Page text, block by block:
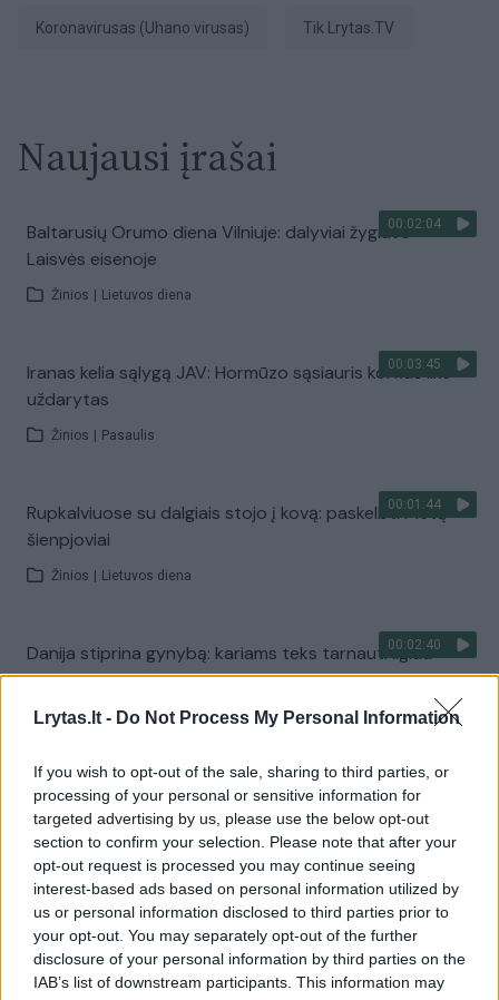
Lrytas.lt - Do Not Process My Personal Information
If you wish to opt-out of the sale, sharing to third parties, or
processing of your personal or sensitive information for
targeted advertising by us, please use the below opt-out
section to confirm your selection. Please note that after your
opt-out request is processed you may continue seeing
interest-based ads based on personal information utilized by
us or personal information disclosed to third parties prior to
your opt-out. You may separately opt-out of the further
disclosure of your personal information by third parties on the
IAB’s list of downstream participants. This information may
koronavirusas (Uhano virusas) tik Lrytas.TV
Naujausi įrašai
00:02:04
Baltarusių Orumo diena Vilniuje: dalyviai žygiavo
Laisvės eisenoje
Žinios Lietuvos diena
00:03:45
Iranas kelia sąlygą JAV: Hormūzo sąsiauris kol kas liks
uždarytas
Žinios Pasaulis
00:01:44
Rupkalviuose su dalgiais stojo į kovą: paskelbti Metų
šienpjoviai
Žinios Lietuvos diena
00:02:40
Danija stiprina gynybą: kariams teks tarnauti ilgiau
Visi įrašai
Žiūrimiausi įrašai
00:00:30
Vaizdai iš tragiškos avarijos Vilniaus r.: dviejų moterų ir
vaiko gyvybių išgelbėti nepavyko